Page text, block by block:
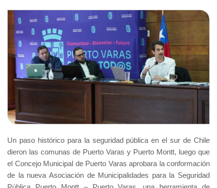
Un paso histórico para la seguridad pública en el sur de Chile
dieron las comunas de Puerto Varas y Puerto Montt, luego que
el Concejo Municipal de Puerto Varas aprobara la conformación
de la nueva Asociación de Municipalidades para la Seguridad